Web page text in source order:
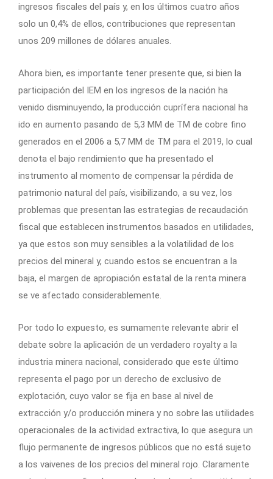
ingresos fiscales del país y, en los últimos cuatro años
solo un 0,4% de ellos, contribuciones que representan
unos 209 millones de dólares anuales.
Ahora bien, es importante tener presente que, si bien la
participación del IEM en los ingresos de la nación ha
venido disminuyendo, la producción cuprífera nacional ha
ido en aumento pasando de 5,3 MM de TM de cobre fino
generados en el 2006 a 5,7 MM de TM para el 2019, lo cual
denota el bajo rendimiento que ha presentado el
instrumento al momento de compensar la pérdida de
patrimonio natural del país, visibilizando, a su vez, los
problemas que presentan las estrategias de recaudación
fiscal que establecen instrumentos basados en utilidades,
ya que estos son muy sensibles a la volatilidad de los
precios del mineral y, cuando estos se encuentran a la
baja, el margen de apropiación estatal de la renta minera
se ve afectado considerablemente.
Por todo lo expuesto, es sumamente relevante abrir el
debate sobre la aplicación de un verdadero royalty a la
industria minera nacional, considerado que este último
representa el pago por un derecho de exclusivo de
explotación, cuyo valor se fija en base al nivel de
extracción y/o producción minera y no sobre las utilidades
operacionales de la actividad extractiva, lo que asegura un
flujo permanente de ingresos públicos que no está sujeto
a los vaivenes de los precios del mineral rojo. Claramente